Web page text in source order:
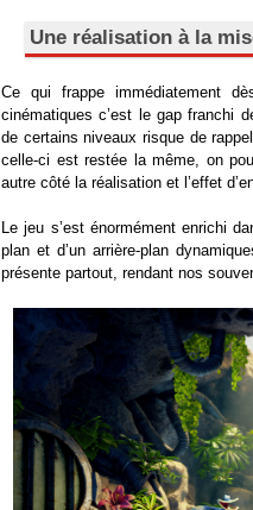
Une réalisation à la
Ce qui frappe immédiatement
cinématiques c’est le gap franchi
de certains niveaux risque de
celle-ci est restée la même, on
autre côté la réalisation et l’effet
Le jeu s’est énormément enrichi
plan et d’un arrière-plan
présente partout, rendant nos